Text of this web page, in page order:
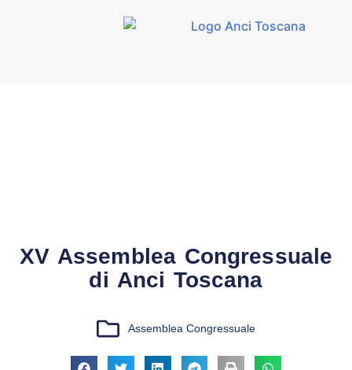
XV Assemblea Congressuale
di Anci Toscana
Assemblea Congressuale